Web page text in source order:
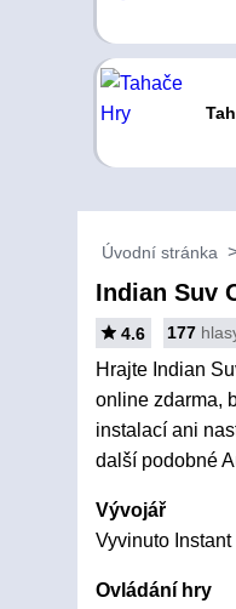
Úvodní stránka
Indian Suv
4.6 177
Hrajte Indian
online zdarma,
instalací ani
další podobné
Vývojář
Vyvinuto
Ovládání hry